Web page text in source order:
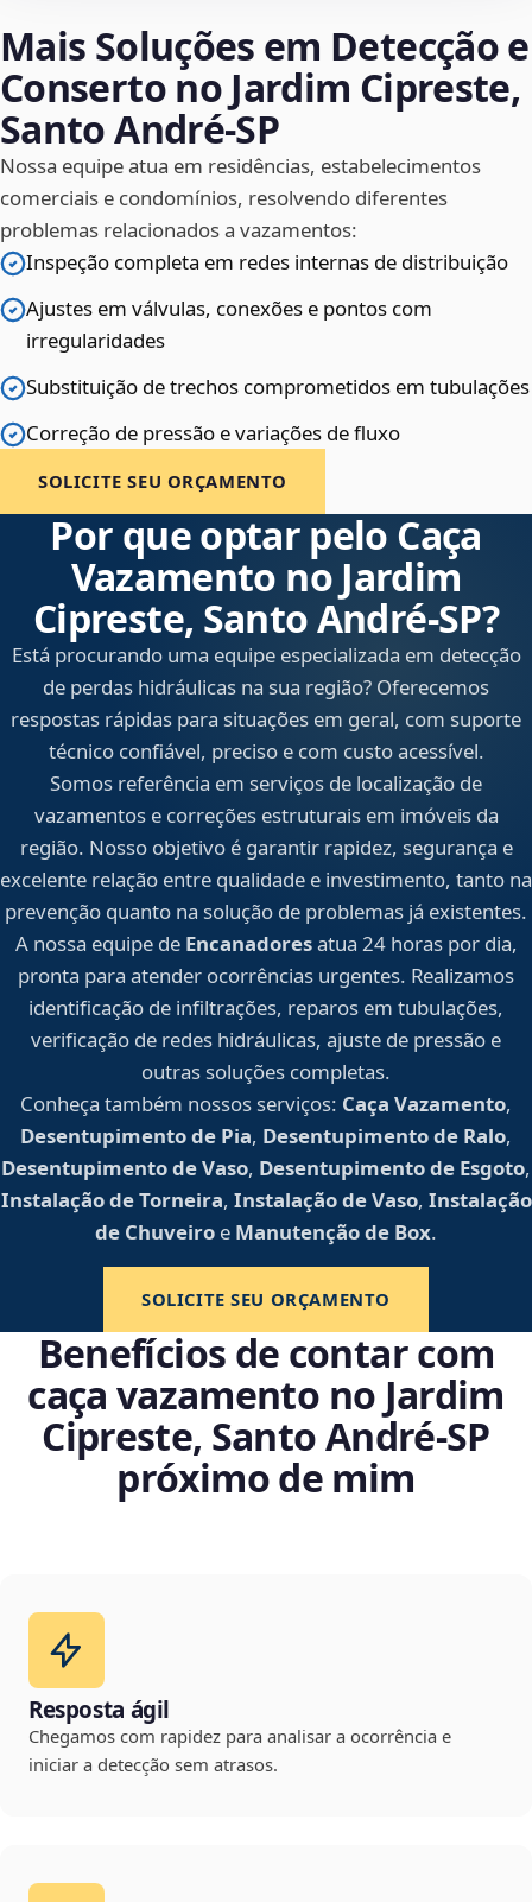
Mais Soluções em Detecção e
Conserto no Jardim Cipreste,
Santo André‑SP
Nossa equipe atua em residências, estabelecimentos
comerciais e condomínios, resolvendo diferentes
problemas relacionados a vazamentos:
Inspeção completa em redes internas de distribuição
Ajustes em válvulas, conexões e pontos com
irregularidades
Substituição de trechos comprometidos em tubulações
Correção de pressão e variações de fluxo
SOLICITE SEU ORÇAMENTO
Por que optar pelo Caça
Vazamento no Jardim
Cipreste, Santo André‑SP?
Está procurando uma equipe especializada em detecção
de perdas hidráulicas na sua região? Oferecemos
respostas rápidas para situações em geral, com suporte
técnico confiável, preciso e com custo acessível.
Somos referência em serviços de localização de
vazamentos e correções estruturais em imóveis da
região. Nosso objetivo é garantir rapidez, segurança e
excelente relação entre qualidade e investimento, tanto na
prevenção quanto na solução de problemas já existentes.
A nossa equipe de Encanadoresatua 24 horas por dia,
pronta para atender ocorrências urgentes. Realizamos
identificação de infiltrações, reparos em tubulações,
verificação de redes hidráulicas, ajuste de pressão e
outras soluções completas.
Conheça também nossos serviços: Caça Vazamento,
Desentupimento de Pia, Desentupimento de Ralo,
Desentupimento de Vaso, Desentupimento de Esgoto,
Instalação de Torneira, Instalação de Vaso, Instalação
de Chuveiro e Manutenção de Box.
SOLICITE SEU ORÇAMENTO
Benefícios de contar com
caça vazamento no Jardim
Cipreste, Santo André‑SP
próximo de mim
Resposta ágil
Chegamos com rapidez para analisar a ocorrência e
iniciar a detecção sem atrasos.